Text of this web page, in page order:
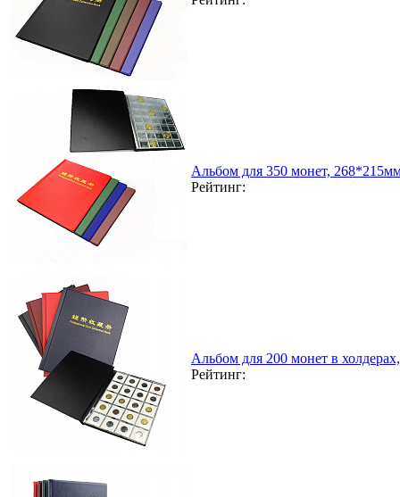
Альбом для 350 монет,
Рейтинг:
Альбом для 200 монет в
Рейтинг: